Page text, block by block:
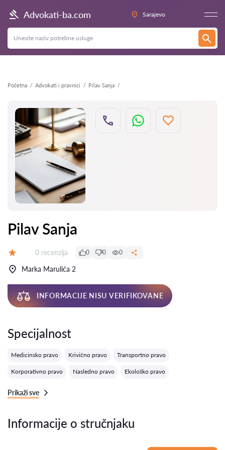
Advokati-ba.com Sarajevo
Početna Advokati i pravnici Pilav Sanja
Nazad
Pilav Sanja
Recenzija:
0 recenzija 0 0 0
Marka Marulića 2
INFORMACIJE NISU VERIFIKOVANE
Specijalnost
Medicinsko pravo Krivično pravo Transportno pravo
Korporativno pravo Nasledno pravo Ekološko pravo
Prikaži sve
Informacije o stručnjaku